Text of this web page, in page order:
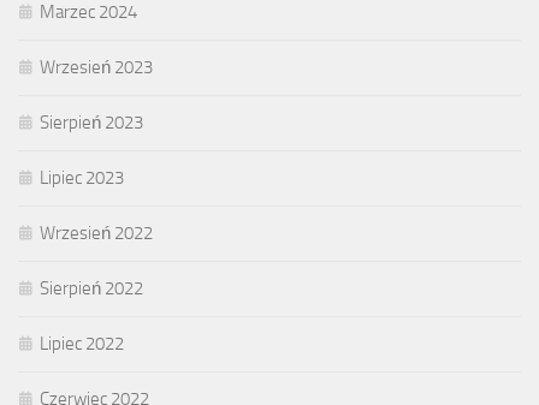
Marzec 2024
Wrzesień 2023
Sierpień 2023
Lipiec 2023
Wrzesień 2022
Sierpień 2022
Lipiec 2022
Czerwiec 2022